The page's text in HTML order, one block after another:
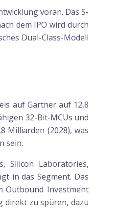
voran. Das S-
dem IPO wird durch
Dual-Class-Modell
auf Gartner auf 12,8
32-Bit-MCUs und
Milliarden (2028), was
sein.
Silicon Laboratories,
in das Segment. Das
Outbound Investment
direkt zu spüren, dazu